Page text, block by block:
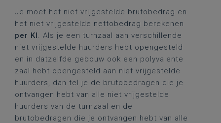
Je moet het niet vrijgestelde brutobedrag en
het niet vrijgestelde nettobedrag berekenen
per KI. Als je een turnzaal aan verschillende
niet vrijgestelde huurders hebt opengesteld
en in datzelfde gebouw ook een polyvalente
zaal hebt opengesteld aan niet vrijgestelde
huurders, dan tel je de brutobedragen die je
ontvangen hebt van alle niet vrijgestelde
huurders van de turnzaal en de
brutobedragen die je ontvangen hebt van alle